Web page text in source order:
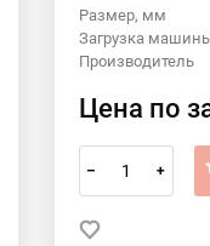
Размер, мм
Загрузка
Производитель
Цена по
– +